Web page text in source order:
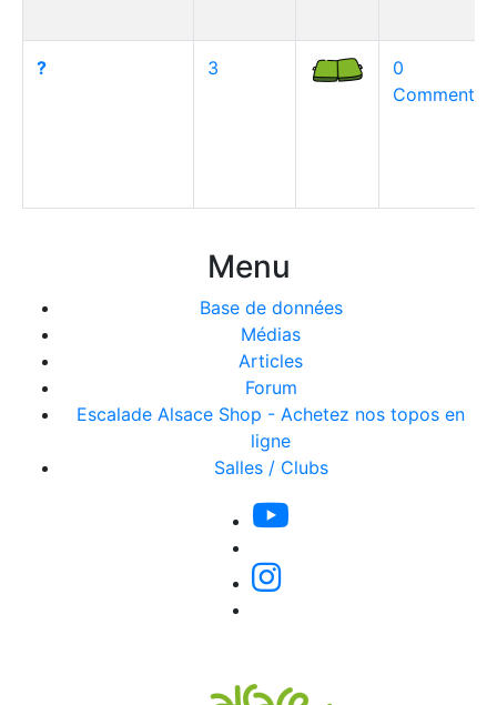
? 3
0
Menu
Base de données
Médias
Articles
Forum
Escalade Alsace Shop - Achetez nos topos en
ligne
Salles / Clubs